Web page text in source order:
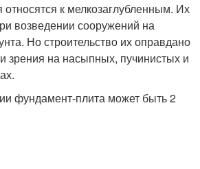
к мелкозаглубленным. Их
возведении сооружений на
Но строительство их оправдано
зрения на насыпных, пучинистых и
фундамент-плита может быть 2